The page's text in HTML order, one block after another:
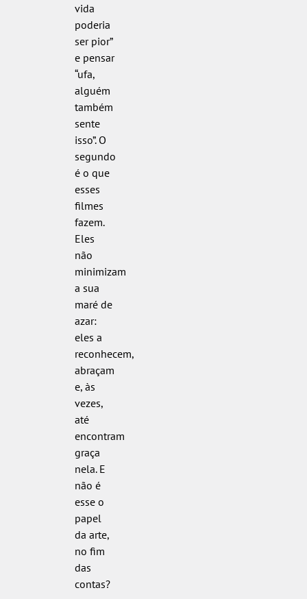
vida
poderia
ser pior”
e pensar
“ufa,
alguém
também
sente
isso”. O
segundo
é o que
esses
filmes
fazem.
Eles
não
minimizam
a sua
maré de
azar:
eles a
reconhecem,
abraçam
e, às
vezes,
até
encontram
graça
nela. E
não é
esse o
papel
da arte,
no fim
das
contas?